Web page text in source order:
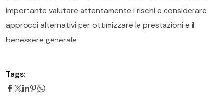
importante valutare attentamente i rischi e considerare
approcci alternativi per ottimizzare le prestazioni e il
benessere generale.
Tags: